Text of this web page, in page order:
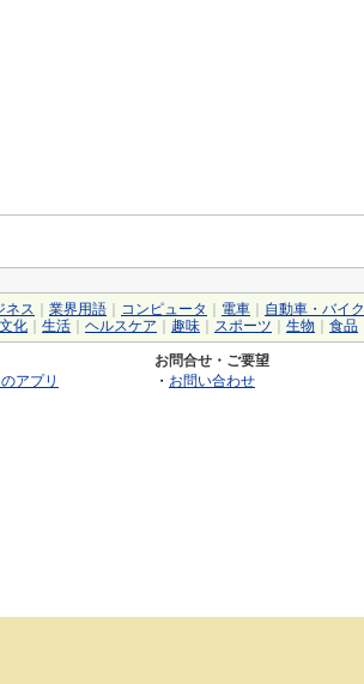
ネス 業界用語 コンピュータ 電車 自動車・バイク
文化
生活 ヘルスケア 趣味 スポーツ 生物 食品
アプリ
お問合せ・ご要望
・ お問い合わせ